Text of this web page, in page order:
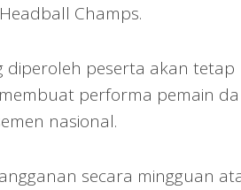
Champs.
diperoleh peserta akan tetap
performa pemain
nasional.
secara mingguan